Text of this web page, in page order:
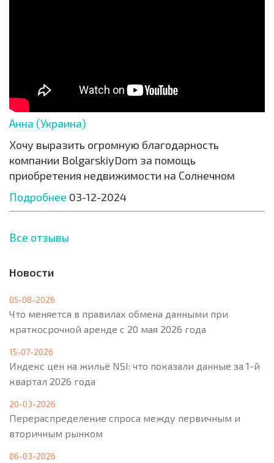
Анна (Украина)
Хочу выразить огромную благодарность
компании BolgarskiyDom за помощь
приобретения недвижимости на Солнечном
Подробнее 03-12-2024
Все отзывы
Новости
05-08-2026
Что меняется в правилах обмена данными при
краткосрочной аренде с 20 мая 2026 года
15-07-2026
Индекс цен на жильё NSI: что показали данные за 1-й
квартал 2026 года
20-03-2026
Перераспределение спроса между первичным и
вторичным рынком
06-03-2026